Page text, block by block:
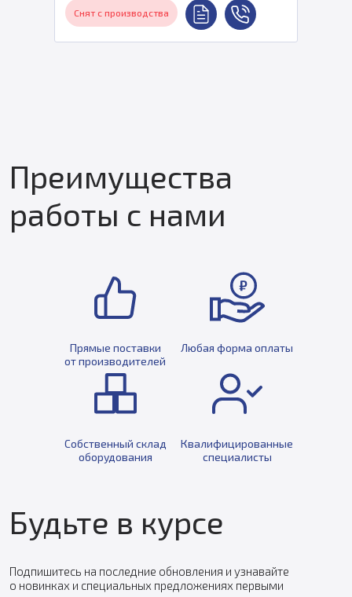
Снят с производства
Преимущества
работы с нами
Прямые поставки
от производителей
Любая форма оплаты
Собственный склад
оборудования
Квалифицированные
специалисты
Будьте в курсе
Подпишитесь на последние обновления и узнавайте
о новинках и специальных предложениях первыми